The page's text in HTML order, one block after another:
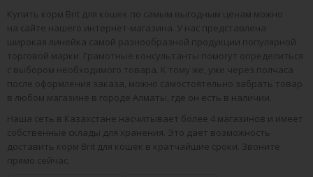
Купить корм Brit для кошек по самым выгодным ценам можно
на сайте нашего интернет-магазина. У нас представлена
широкая линейка самой разнообразной продукции популярной
торговой марки. Грамотные консультанты помогут определиться
с выбором необходимого товара. К тому же, уже через полчаса
после оформления заказа, можно самостоятельно забрать товар
в любом магазине в городе Алматы, где он есть в наличии.
Наша сеть в Казахстане насчитывает более 4 магазинов и имеет
собственные склады для хранения. Это дает возможность
доставить корм Brit для кошек в кратчайшие сроки. Звоните
прямо сейчас.